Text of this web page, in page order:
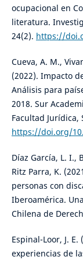
ocupacional en
literatura.
24(2). https://
Cueva, A. M.,
(2022). Impacto
Análisis para
2018. Sur
Facultad Jurídica,
https://doi.org/
Díaz García, L. I.,
Ritz Parra, K.
personas con
Iberoamérica.
Chilena de
Espinal-Loor, J.
experiencias de